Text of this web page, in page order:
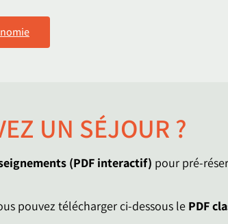
UN SÉJOUR ?
(PDF interactif) pour pré-
pouvez télécharger ci-dessous le PDF